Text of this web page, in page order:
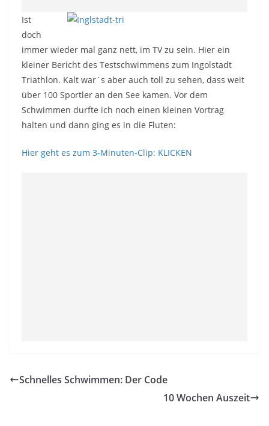
Ist
doch
immer wieder mal ganz nett, im TV zu sein. Hier ein
kleiner Bericht des Testschwimmens zum Ingolstadt
Triathlon. Kalt war´s aber auch toll zu sehen, dass weit
über 100 Sportler an den See kamen. Vor dem
Schwimmen durfte ich noch einen kleinen Vortrag
halten und dann ging es in die Fluten:
Hier geht es zum 3-Minuten-Clip: KLICKEN
Schnelles Schwimmen: Der Code
10 Wochen Auszeit